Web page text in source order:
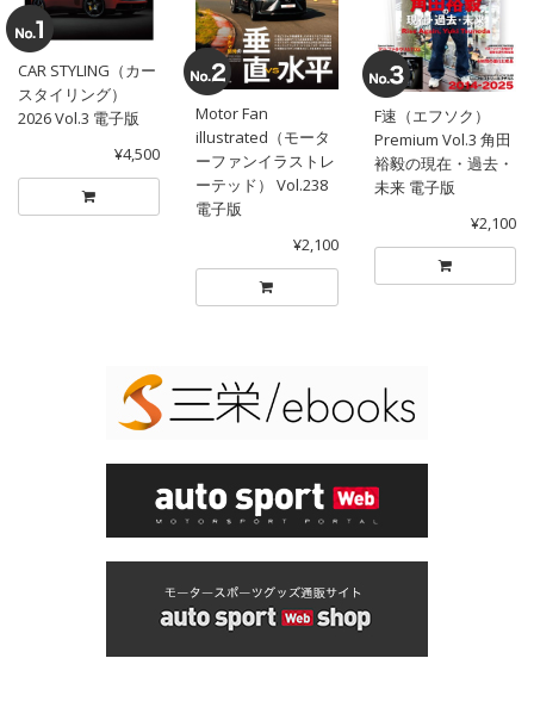
CAR STYLING（カー
スタイリング）
2026 Vol.3 電子版
¥4,500
Motor Fan
illustrated（モータ
ーファンイラストレ
ーテッド） Vol.238
電子版
¥2,100
F速（エフソク）
Premium Vol.3 角田
裕毅の現在・過去・
未来 電子版
¥2,100